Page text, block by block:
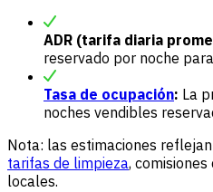
ADR (tarifa diaria
reservado por noche
Tasa de ocupación: La
noches vendibles
Nota: las estimaciones
tarifas de limpieza,
locales.